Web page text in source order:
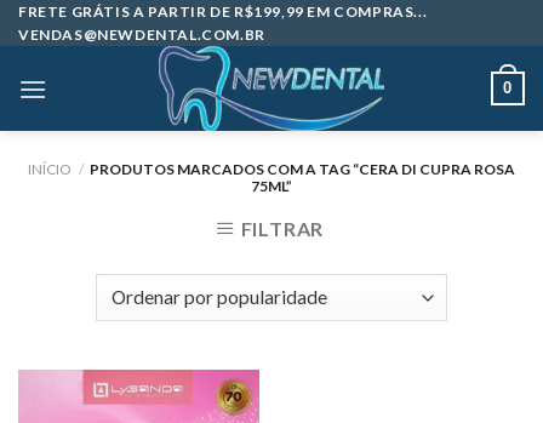
Skip
to
FRETE GRÁTIS A PARTIR DE R$199,99 EM COMPRAS...
VENDAS@NEWDENTAL.COM.BR
0
INÍCIO / PRODUTOS MARCADOS COM A TAG “CERA DI CUPRA ROSA
75ML”
FILTRAR